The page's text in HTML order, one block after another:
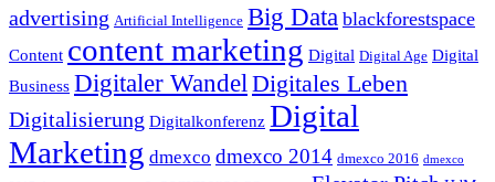
advertising Artificial Intelligence Big Data blackforestspace
Content content marketing Digital Digital Age Digital
Business Digitaler Wandel Digitales Leben
Digitalisierung Digitalkonferenz Digital
Marketing dmexco dmexco 2014 dmexco 2016 dmexco